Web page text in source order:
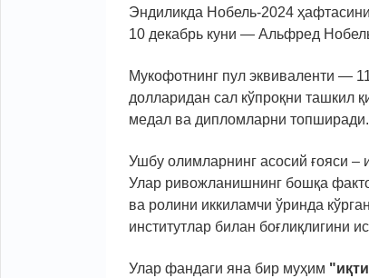
Эндиликда Нобель-2024
10 декабрь куни — Альфред
Мукофотнинг пул эквиваленти —
долларидан сал кўпроқни ташкил
медал ва дипломларни топширади.
Ушбу олимларнинг асосий ғояси –
Улар ривожланишнинг бошқа
ва ролини иккиламчи ўринда
институтлар билан боғлиқлигини
Улар фандаги яна бир муҳим